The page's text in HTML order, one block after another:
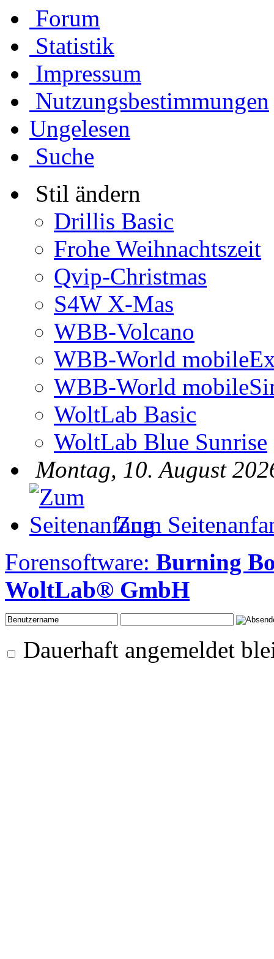
Forum
Statistik
Impressum
Nutzungsbestimmungen
Ungelesen
Suche
Stil ändern
Drillis Basic
Frohe Weihnachtszeit
Qvip-Christmas
S4W X-Mas
WBB-Volcano
WBB-World
WBB-World
WoltLab Basic
WoltLab Blue Sunrise
Montag, 10. August
Zum
Forensoftware: Burning
WoltLab® GmbH
Dauerhaft angemeldet